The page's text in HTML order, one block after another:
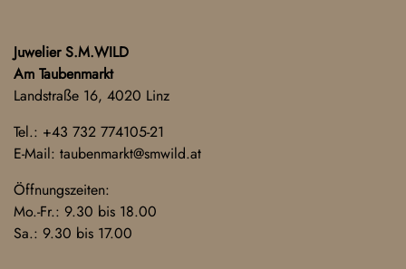
Juwelier S.M.WILD
Am Taubenmarkt
Landstraße 16, 4020 Linz
Tel.: +43 732 774105-21
E-Mail: taubenmarkt@smwild.at
Öffnungszeiten:
Mo.-Fr.: 9.30 bis 18.00
Sa.: 9.30 bis 17.00